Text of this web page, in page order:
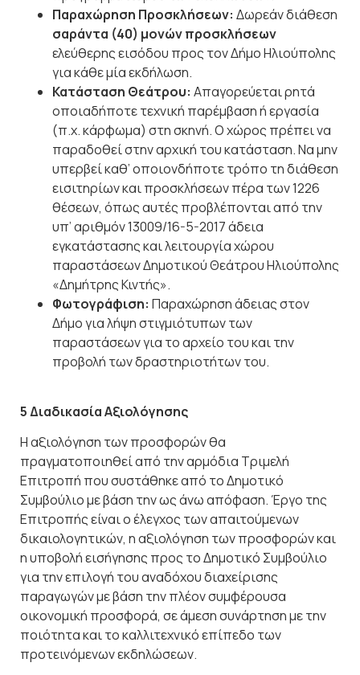
Παραχώρηση Προσκλήσεων: Δωρεάν διάθεση
σαράντα (40) μονών προσκλήσεων
ελεύθερης εισόδου προς τον Δήμο Ηλιούπολης
για κάθε μία εκδήλωση.
Κατάσταση Θεάτρου: Απαγορεύεται ρητά
οποιαδήποτε τεχνική παρέμβαση ή εργασία
(π.χ. κάρφωμα) στη σκηνή. Ο χώρος πρέπει να
παραδοθεί στην αρχική του κατάσταση. Να μην
υπερβεί καθ’ οποιονδήποτε τρόπο τη διάθεση
εισιτηρίων και προσκλήσεων πέρα των 1226
θέσεων, όπως αυτές προβλέπονται από την
υπ’ αριθμόν 13009/16-5-2017 άδεια
εγκατάστασης και λειτουργία χώρου
παραστάσεων Δημοτικού Θεάτρου Ηλιούπολης
«Δημήτρης Κιντής».
Φωτογράφιση: Παραχώρηση άδειας στον
Δήμο για λήψη στιγμιότυπων των
παραστάσεων για το αρχείο του και την
προβολή των δραστηριοτήτων του.
5 Διαδικασία Αξιολόγησης
Η αξιολόγηση των προσφορών θα
πραγματοποιηθεί από την αρμόδια Τριμελή
Επιτροπή που συστάθηκε από το Δημοτικό
Συμβούλιο με βάση την ως άνω απόφαση. Έργο της
Επιτροπής είναι ο έλεγχος των απαιτούμενων
δικαιολογητικών, η αξιολόγηση των προσφορών και
η υποβολή εισήγησης προς το Δημοτικό Συμβούλιο
για την επιλογή του αναδόχου διαχείρισης
παραγωγών με βάση την πλέον συμφέρουσα
οικονομική προσφορά, σε άμεση συνάρτηση με την
ποιότητα και το καλλιτεχνικό επίπεδο των
προτεινόμενων εκδηλώσεων.